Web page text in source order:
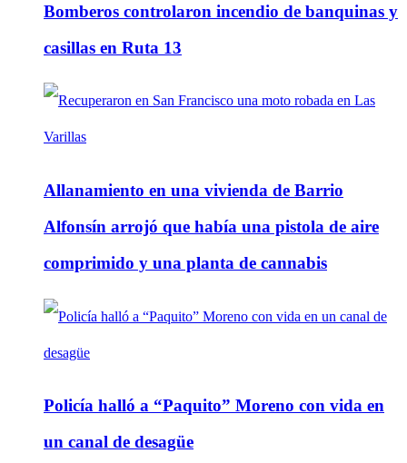
Bomberos controlaron incendio de banquinas y
casillas en Ruta 13
Allanamiento en una vivienda de Barrio
Alfonsín arrojó que había una pistola de aire
comprimido y una planta de cannabis
Policía halló a “Paquito” Moreno con vida en
un canal de desagüe